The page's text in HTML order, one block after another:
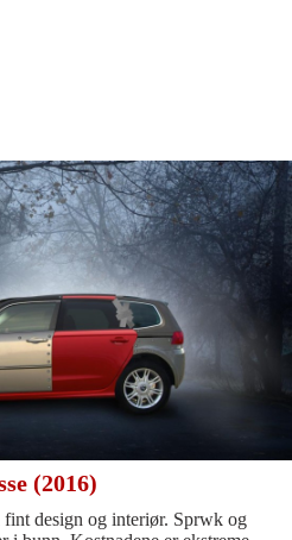
(2016)
design og interiør. Sprwk og